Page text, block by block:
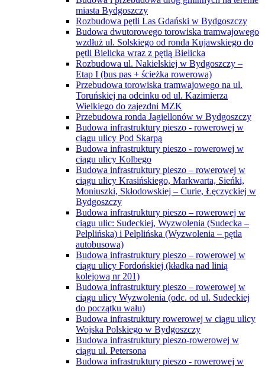
miasta Bydgoszczy
Rozbudowa pętli Las Gdański w Bydgoszczy
Budowa dwutorowego torowiska tramwajowego
wzdłuż ul. Solskiego od ronda Kujawskiego do
pętli Bielicka wraz z pętlą Bielicka
Rozbudowa ul. Nakielskiej w Bydgoszczy –
Etap I (bus pas + ścieżka rowerowa)
Przebudowa torowiska tramwajowego na ul.
Toruńskiej na odcinku od ul. Kazimierza
Wielkiego do zajezdni MZK
Przebudowa ronda Jagiellonów w Bydgoszczy
Budowa infrastruktury pieszo - rowerowej w
ciągu ulicy Pod Skarpą
Budowa infrastruktury pieszo - rowerowej w
ciągu ulicy Kolbego
Budowa infrastruktury pieszo – rowerowej w
ciągu ulicy Krasińskiego, Markwarta, Sieńki,
Moniuszki, Skłodowskiej – Curie, Łęczyckiej w
Bydgoszczy
Budowa infrastruktury pieszo – rowerowej w
ciągu ulic: Sudeckiej, Wyzwolenia (Sudecka –
Pelplińska) i Pelplińska (Wyzwolenia – pętla
autobusowa)
Budowa infrastruktury pieszo – rowerowej w
ciągu ulicy Fordońskiej (kładka nad linią
kolejową nr 201)
Budowa infrastruktury pieszo – rowerowej w
ciągu ulicy Wyzwolenia (odc. od ul. Sudeckiej
do początku wału)
Budowa infrastruktury rowerowej w ciągu ulicy
Wojska Polskiego w Bydgoszczy
Budowa infrastruktury pieszo-rowerowej w
ciągu ul. Petersona
Budowa infrastruktury pieszo - rowerowej w